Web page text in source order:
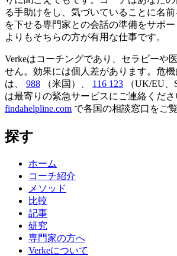
る手助けをし、気づいていることに名
を下せる専門家との会話の準備をサポ
よりもそちらの方が有用な仕事です。
Verkeはコーチングであり、セラピーや
せん。効果には個人差があります。危
は、
988 （米国）、 116 123 （UK/EU、
は最寄りの緊急サービスにご連絡くださ
findahelpline.com で各国の相談窓口をご
探す
ホーム
コーチ紹介
メソッド
比較
記事
研究
専門家の方へ
Verkeについて